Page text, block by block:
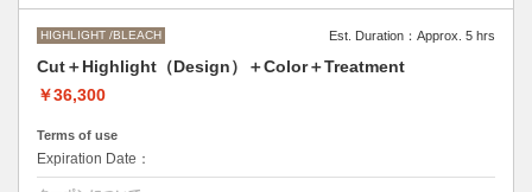
HIGHLIGHT /BLEACH Est. Duration：Approx. 5 hrs
Cut＋Highlight（Design）＋Color＋Treatment
￥36,300
Terms of use
Expiration Date：